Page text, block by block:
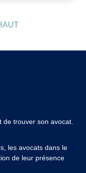
de trouver son avocat.
les avocats dans le
de leur présence